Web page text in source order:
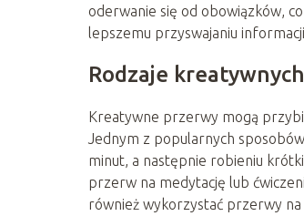
oderwanie się od obowiązków,
lepszemu przyswajaniu
Rodzaje
Kreatywne przerwy mogą
Jednym z popularnych
minut, a następnie robieniu
przerw na medytację lub
również wykorzystać przerwy